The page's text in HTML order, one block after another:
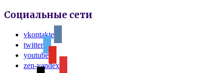
Социальные сети
vkontakte
twitter
youtube
zen-yandex